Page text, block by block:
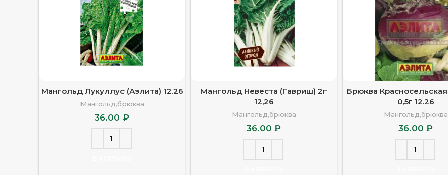
Мангольд Лукуллус (Аэлита) 12.26
Мангольд,брюква
36.00 ₽
Мангольд Невеста (Гавриш) 2г
12,26
Мангольд,брюква
36.00 ₽
Брюква
0,5г 12.26
Мангольд,брюква
36.00 ₽